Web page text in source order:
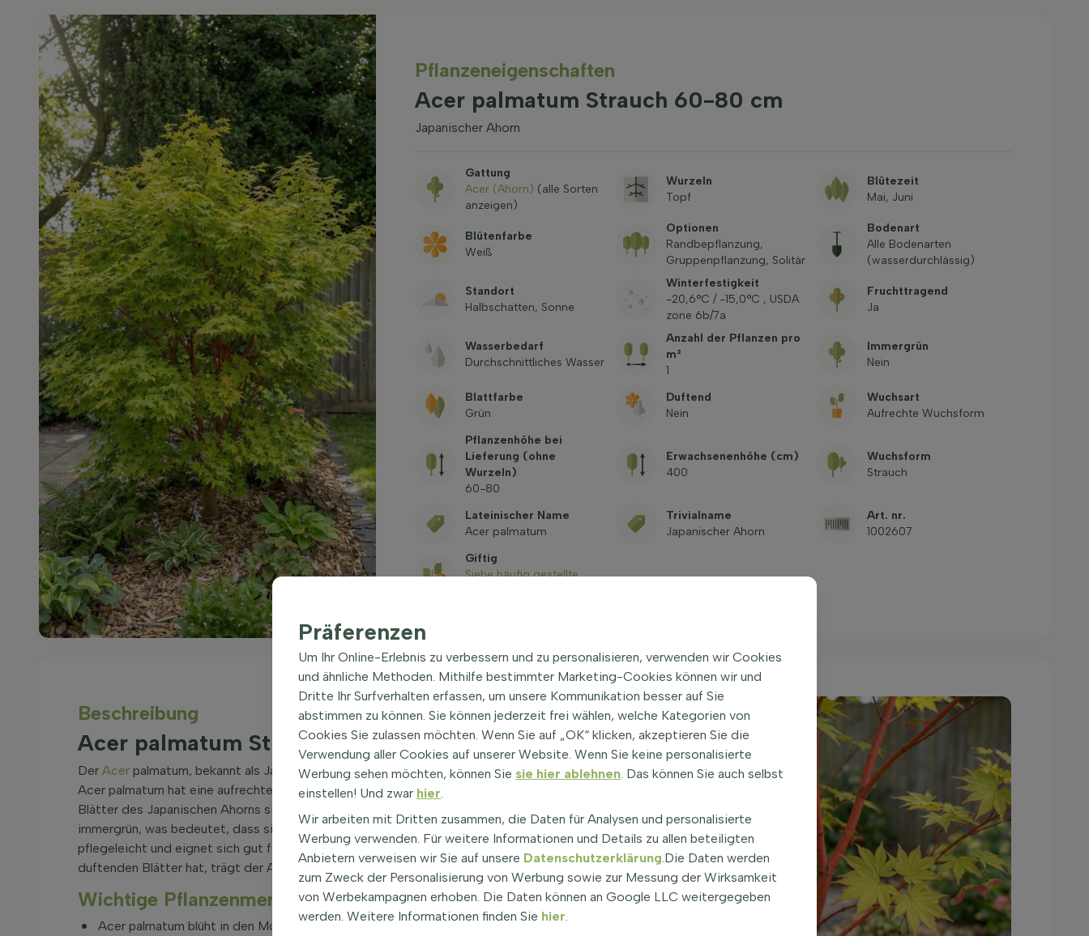
Pflanzeneigenschaften
Acer palmatum Strauch 60-80 cm
Japanischer Ahorn
Gattung
Acer (Ahorn) (alle Sorten
anzeigen)
Wurzeln
Topf
Blütezeit
Mai, Juni
Blütenfarbe
Weiß
Optionen
Randbepflanzung,
Gruppenpflanzung, Solitär
Bodenart
Alle Bodenarten
(wasserdurchlässig)
Standort
Halbschatten, Sonne
Winterfestigkeit
-20,6°C / -15,0°C , USDA
zone 6b/7a
Fruchttragend
Ja
Wasserbedarf
Durchschnittliches Wasser
Anzahl der Pflanzen pro
m²
1
Immergrün
Nein
Blattfarbe
Grün
Duftend
Nein
Wuchsart
Aufrechte Wuchsform
Pflanzenhöhe bei
Lieferung (ohne
Wurzeln)
60-80
Erwachsenenhöhe (cm)
400
Wuchsform
Strauch
Lateinischer Name
Acer palmatum
Trivialname
Japanischer Ahorn
Art. nr.
1002607
Giftig
Siehe häufig gestellte
Beschreibung
Acer palmatum Strauch 60-80 cm| Japanischer Ahorn
Der Acer palmatum, bekannt als Japanischer Ahorn, ist ein beliebter Zierstrauch in vielen Gärten. Der
Acer palmatum hat eine aufrechte Wuchsform und kann eine Höhe von bis zu 4 Metern erreichen. Die
Blätter des Japanischen Ahorns sind grün, handförmig und fühlen sich glatt an. Diese Pflanze ist nicht
immergrün, was bedeutet, dass sie im Winter ihre Blätter verliert. Der Japanische Ahorn ist
pflegeleicht und eignet sich gut für die Bepflanzung in Gruppen oder als Solitär. Obwohl er keine
duftenden Blätter hat, trägt der Acer palmatum Früchte, die im Herbst erscheinen.
Wichtige Pflanzenmerkmale von Acer palmatum
Acer palmatum blüht in den Monaten Mai und Juni mit weißen Blüten, die jedoch nicht duften.
Präferenzen
Um Ihr Online-Erlebnis zu verbessern und zu personalisieren, verwenden wir Cookies
und ähnliche Methoden. Mithilfe bestimmter Marketing-Cookies können wir und
Dritte Ihr Surfverhalten erfassen, um unsere Kommunikation besser auf Sie
abstimmen zu können. Sie können jederzeit frei wählen, welche Kategorien von
Cookies Sie zulassen möchten. Wenn Sie auf „OK“ klicken, akzeptieren Sie die
Verwendung aller Cookies auf unserer Website. Wenn Sie keine personalisierte
Werbung sehen möchten, können Sie sie hier ablehnen. Das können Sie auch selbst
einstellen! Und zwar hier.
Wir arbeiten mit Dritten zusammen, die Daten für Analysen und personalisierte
Werbung verwenden. Für weitere Informationen und Details zu allen beteiligten
Anbietern verweisen wir Sie auf unsere Datenschutzerklärung.Die Daten werden
zum Zweck der Personalisierung von Werbung sowie zur Messung der Wirksamkeit
von Werbekampagnen erhoben. Die Daten können an Google LLC weitergegeben
werden. Weitere Informationen finden Sie hier.